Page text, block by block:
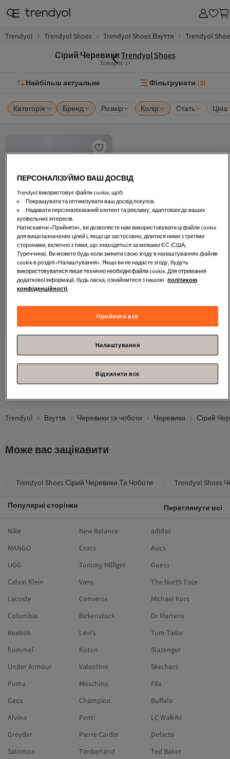
Trendyol Trendyol Shoes Trendyol Shoes Взуття Trendyol
Сірий Черевики Trendyol Shoes
Товарів: 1+
Найбільш актуальне Фільтрувати (3)
Категорія Бренд Розмір Колір Стать Ціна
черевики з хутром всередині,
платформою і каблуком
TAKAW26BO00001
1 595,
1
Trendyol Взуття Черевики та чоботи Черевики Сірий
Може вас зацікавити
Trendyol Shoes Сірий Черевики Та Чоботи Trendyol Shoes
Популярні сторінки Переглянути всі
Nike New Balance
adidas
MANGO
Crocs
Asics
UGG
Tommy Hilfiger
Guess
Calvin Klein
Vans
The North Face
Lacoste
Converse
Michael Kors
Columbia
Birkenstock
Dr Martens
Reebok
Levi's
Tom Tailor
hummel
Koton
Slazenger
Under Armour
Valentino
Skechers
Puma
Moschino
Fila
Geox
Champion
Buffalo
Alvina
Penti
LC Waikiki
Greyder
Pierre Cardin
Defacto
Salomon
Timberland
Ted Baker
ПЕРСОНАЛІЗУЙМО ВАШ ДОСВІД
Trendyol використовує файли cookie, щоб:
Покращувати та оптимізувати ваш досвід покупок.
Надавати персоналізований контент та рекламу, адаптовані до ваших
купівельних інтересів.
Натискаючи «Прийняти», ви дозволяєте нам використовувати ці файли cookie
для вищезазначених цілей і, якщо це застосовно, ділитися ними з третіми
сторонами, включно з тими, що знаходяться за межами ЄС (США,
Туреччина). Ви можете будь-коли змінити свою згоду в налаштуваннях файлів
cookie в розділі «Налаштування». Якщо ви не надасте згоду, будуть
використовуватися лише технічно необхідні файли cookie. Для отримання
додаткової інформації, будь ласка, ознайомтеся з нашою політикою
конфіденційності.
Прийняти все
Налаштування
Відхилити все